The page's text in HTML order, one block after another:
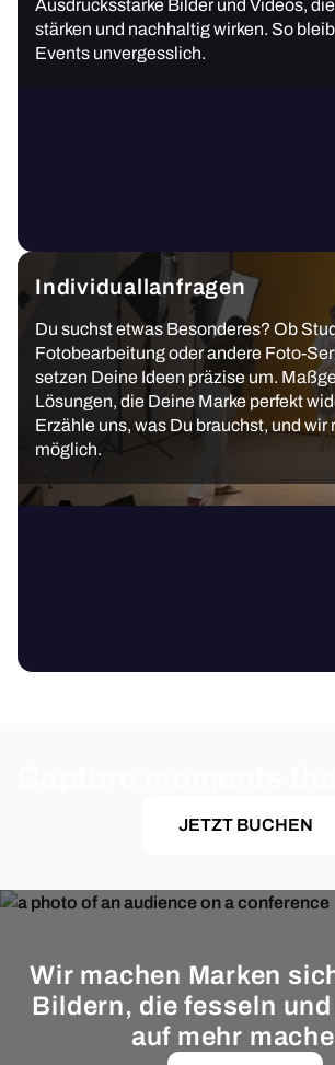
Ausdrucksstarke Bilder und Videos,
stärken und nachhaltig wirken. So
Events unvergesslich.
Individuallanfragen
Du suchst etwas Besonderes? Ob
Fotobearbeitung oder andere Foto-
setzen Deine Ideen präzise um.
Lösungen, die Deine Marke perfekt
Erzähle uns, was Du brauchst, und wir
möglich.
JETZT BUCHEN
Wir machen Marken
Bildern, die fesseln
auf mehr